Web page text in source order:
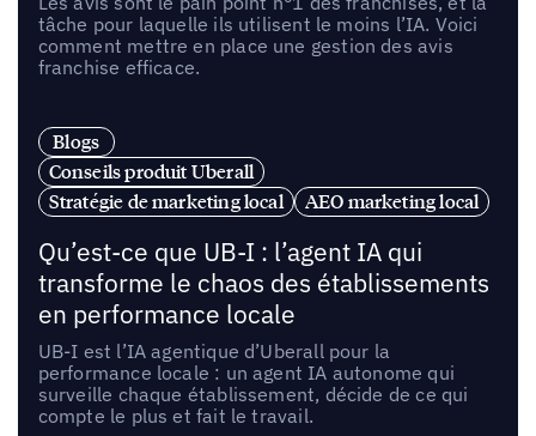
tâche pour laquelle ils utilisent le moins l’IA. Voici
comment mettre en place une gestion des avis
franchise efficace.
Blogs
Conseils produit Uberall
Stratégie de marketing local
AEO marketing local
Qu’est-ce que UB-I : l’agent IA qui
transforme le chaos des établissements
en performance locale
UB-I est l’IA agentique d’Uberall pour la
performance locale : un agent IA autonome qui
surveille chaque établissement, décide de ce qui
compte le plus et fait le travail.